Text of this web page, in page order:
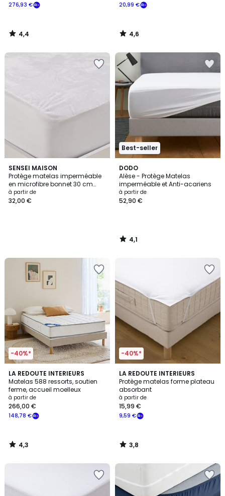
276,93 €
4,4
/
20,99 €
4,6
/
SENSEI MAISON
Protège matelas imperméable
en microfibre bonnet 30 cm
MICRO SENSAFE
à partir de
32,00 €
Best-seller
DODO
Alèse - Protège Matelas
imperméable et Anti-acariens
à partir de
52,90 €
4,1
/ 5
4,1
/
-40%*
LA REDOUTE INTERIEURS
Matelas 588 ressorts, soutien
ferme, accueil moelleux
à partir de
148,78 €
266,00 €
4,3
/ 5
4,3
/
-40%*
LA REDOUTE INTERIEURS
Protège matelas forme plateau
absorbant
à partir de
9,59 €
15,99 €
3,8
/ 5
3,8
/